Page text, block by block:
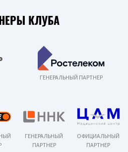
КЛУБА
ГЕНЕРАЛЬНЫЙ ПАРТНЕР
ГЕНЕРАЛЬНЫЙ
ПАРТНЕР
ОФИЦИАЛЬНЫЙ
ПАРТНЕР